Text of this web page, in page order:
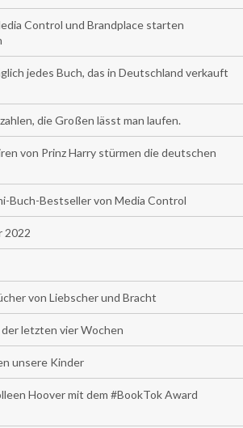
Control und Brandplace starten
jedes Buch, das in Deutschland verkauft
die Großen lässt man laufen.
von Prinz Harry stürmen die deutschen
Buch-Bestseller von Media Control
2022
von Liebscher und Bracht
letzten vier Wochen
unsere Kinder
Hoover mit dem #BookTok Award